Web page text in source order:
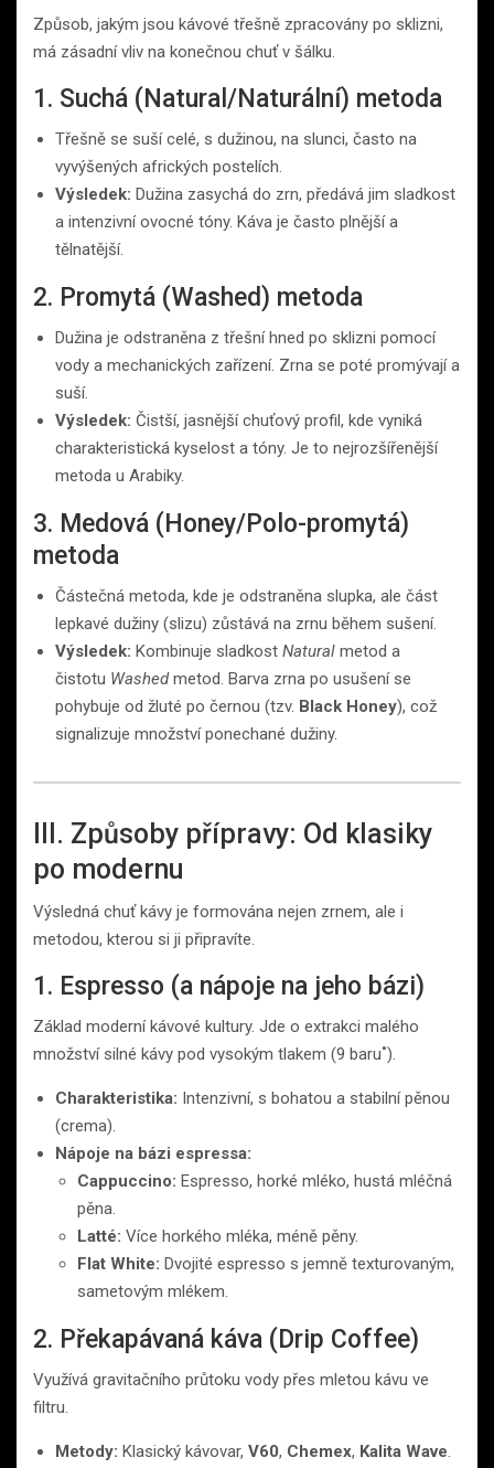
Způsob, jakým jsou kávové třešně zpracovány po sklizni,
má zásadní vliv na konečnou chuť v šálku.
1. Suchá (Natural/Naturální) metoda
Třešně se suší celé, s dužinou, na slunci, často na
vyvýšených afrických postelích.
Výsledek: Dužina zasychá do zrn, předává jim sladkost
a intenzivní ovocné tóny. Káva je často plnější a
tělnatější.
2. Promytá (Washed) metoda
Dužina je odstraněna z třešní hned po sklizni pomocí
vody a mechanických zařízení. Zrna se poté promývají a
suší.
Výsledek: Čistší, jasnější chuťový profil, kde vyniká
charakteristická kyselost a tóny. Je to nejrozšířenější
metoda u Arabiky.
3. Medová (Honey/Polo-promytá)
metoda
Částečná metoda, kde je odstraněna slupka, ale část
lepkavé dužiny (slizu) zůstává na zrnu během sušení.
Výsledek: Kombinuje sladkost Natural metod a
čistotu Washedmetod. Barva zrna po usušení se
pohybuje od žluté po černou (tzv. Black Honey), což
signalizuje množství ponechané dužiny.
III. Způsoby přípravy: Od klasiky
po modernu
Výsledná chuť kávy je formována nejen zrnem, ale i
metodou, kterou si ji připravíte.
1. Espresso (a nápoje na jeho bázi)
Základ moderní kávové kultury. Jde o extrakci malého
množství silné kávy pod vysokým tlakem (9 baru˚).
Charakteristika: Intenzivní, s bohatou a stabilní pěnou
(crema).
Nápoje na bázi espressa:
Cappuccino: Espresso, horké mléko, hustá mléčná
pěna.
Latté: Více horkého mléka, méně pěny.
Flat White: Dvojité espresso s jemně texturovaným,
sametovým mlékem.
2. Překapávaná káva (Drip Coffee)
Využívá gravitačního průtoku vody přes mletou kávu ve
filtru.
Metody: Klasický kávovar, V60, Chemex, Kalita Wave.